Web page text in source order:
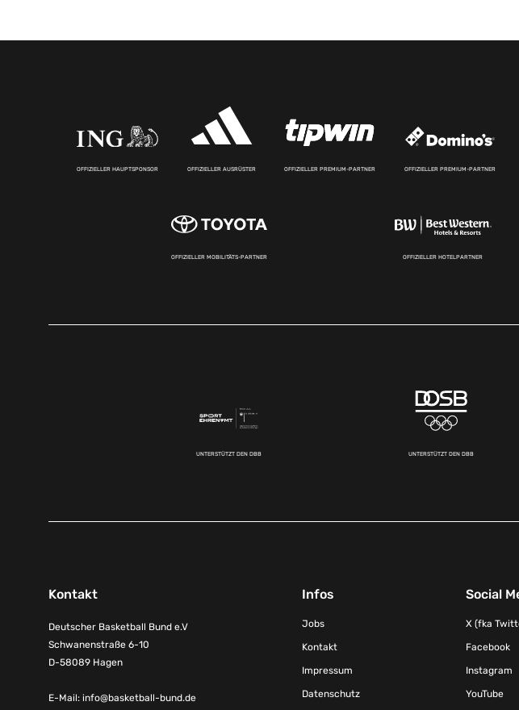
OFFIZIELLER HAUPTSPONSOR OFFIZIELLER AUSRÜSTER OFFIZIELLER PREMIUM-PARTNER OFFIZIELLER PREMIUM-PARTNER
OFFIZIELLER MOBILITÄTS-PARTNER OFFIZIELLER HOTELPARTNER
UNTERSTÜTZT DEN DBB UNTERSTÜTZT DEN DBB
Kontakt
Deutscher Basketball Bund e.V
Schwanenstraße 6-10
D-58089 Hagen
E-Mail: info@basketball-bund.de
Infos
Jobs
Kontakt
Impressum
Datenschutz
Social
X (fka
Facebook
Instagram
YouTube